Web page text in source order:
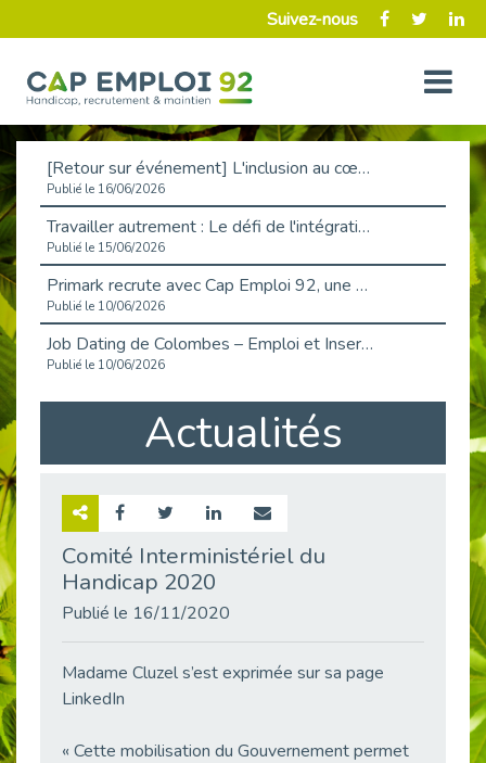
Suivez-nous
[Retour sur événement] L'inclusion au cœur de la Place de l'Emploi à La Défense !
Publié le 16/06/2026
Travailler autrement : Le défi de l'intégration des maladies chroniques en entreprise
Publié le 15/06/2026
Primark recrute avec Cap Emploi 92, une matinée couronnée de succès !
Publié le 10/06/2026
Job Dating de Colombes – Emploi et Insertion
Publié le 10/06/2026
Aborder l'entretien et la situation de handicap en toute confiance
Publié le 09/06/2026
Retour sur l’atelier « Optimiser sa recherche d’emploi »
Et si le handicap ne définissait plus la carrière ?
Handicap et emploi : une matinée pour briser les tabous
Actualités
Comité Interministériel du
Handicap 2020
Publié le 16/11/2020
Madame Cluzel s’est exprimée sur sa page
LinkedIn
« Cette mobilisation du Gouvernement permet